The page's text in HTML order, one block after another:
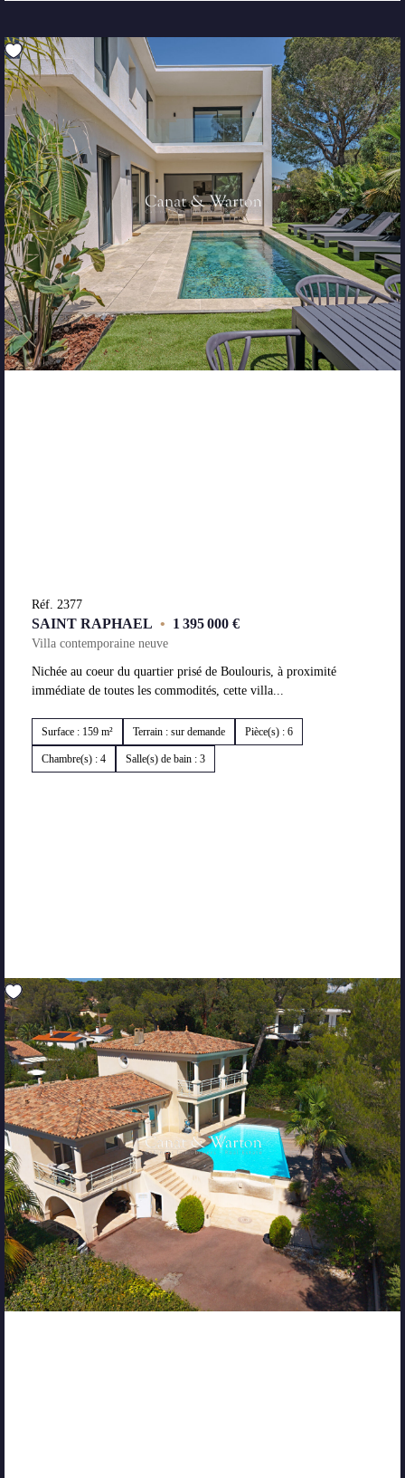
Réf. 2377
SAINT RAPHAEL • 1 395 000 €
Villa contemporaine neuve
Nichée au coeur du quartier prisé de Boulouris, à proximité
immédiate de toutes les commodités, cette villa...
Surface : 159 m² Terrain : sur demande Pièce(s) : 6
Chambre(s) : 4 Salle(s) de bain : 3